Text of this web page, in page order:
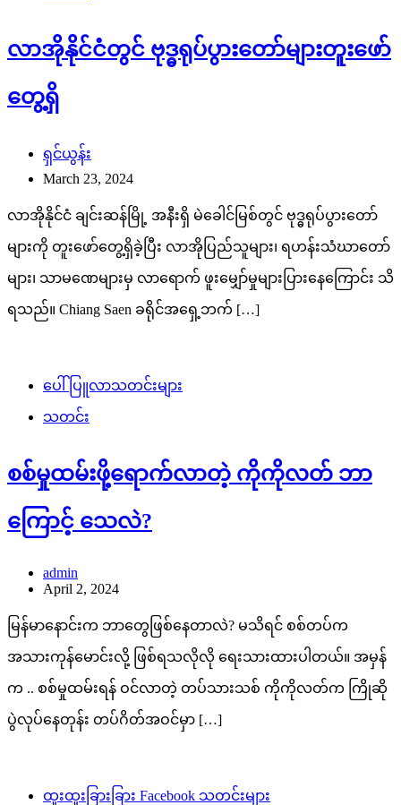
လာအိုနိုင်ငံတွင် ဗုဒ္ဓရုပ်ပွားတော်များတူးဖော်
တွေ့ရှိ
ရှင်ယွန်း
March 23, 2024
လာအိုနိုင်ငံ ချင်းဆန်မြို့ အနီးရှိ မဲခေါင်မြစ်တွင် ဗုဒ္ဓရုပ်ပွားတော်
များကို တူးဖော်တွေ့ရှိခဲ့ပြီး လာအိုပြည်သူများ၊ ရဟန်းသံဃာတော်
များ၊ သာမဏေများမှ လာရောက် ​ဖူးမျှော်မှုများပြားနေကြောင်း သိ
ရသည်။ Chiang Saen ခရိုင်အရှေ့ဘက် […]
ပေါ်ပြူလာသတင်းများ
သတင်း
စစ်မှုထမ်းဖို့ရောက်လာတဲ့ ကိုကိုလတ် ဘာ
ကြောင့် သေလဲ?
admin
April 2, 2024
မြန်မာနောင်းက ဘာတွေဖြစ်နေတာလဲ? မသိရင် စစ်တပ်က
အသားကုန်မောင်းလို့ ဖြစ်ရသလိုလို ရေးသားထားပါတယ်။ အမှန်
က .. စစ်မှုထမ်းရန် ဝင်လာတဲ့ တပ်သားသစ် ကိုကိုလတ်က ကြိုဆို
ပွဲလုပ်နေတုန်း တပ်ဂိတ်အဝင်မှာ […]
ထူးထူးခြားခြား Facebook သတင်းများ